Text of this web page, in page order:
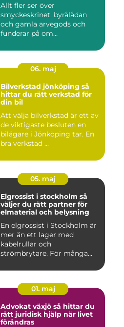
Allt fler ser över
smyckeskrinet, byrålådan
och gamla arvegods och
funderar på om
06. maj
Bilverkstad jönköping så
hittar du rätt verkstad för
din bil
Att välja bilverkstad är ett av
de viktigaste besluten en
bilägare i Jönköping tar. En
bra verkstad ...
05. maj
Elgrossist i stockholm så
väljer du rätt partner för
elmaterial och belysning
En elgrossist i Stockholm är
mer än ett lager med
kabelrullar och
strömbrytare. För många
01. maj
Advokat växjö så hittar du
rätt juridisk hjälp när livet
förändras